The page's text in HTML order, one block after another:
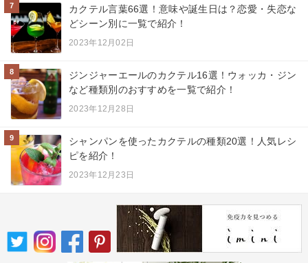
7
カクテル言葉66選！意味や誕生日は？恋愛・失恋な
どシーン別に一覧で紹介！
2023年12月02日
8
ジンジャーエールのカクテル16選！ウォッカ・ジン
など種類別のおすすめを一覧で紹介！
2023年12月28日
9
シャンパンを使ったカクテルの種類20選！人気レシ
ピを紹介！
2023年12月23日